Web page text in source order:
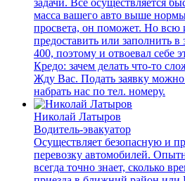
масса вашего авто выше
просвета, он поможет. Но
предоставить или заполнить
400, поэтому и отвоевал себе
Кредо: зачем делать что-то
Жду Вас. Подать заявку
набрать нас по тел. номеру.
Николай Латыров
Водитель-эвакуатор
Осуществляет безопасную и
перевозку автомобилей.
всегда точно знает, сколько